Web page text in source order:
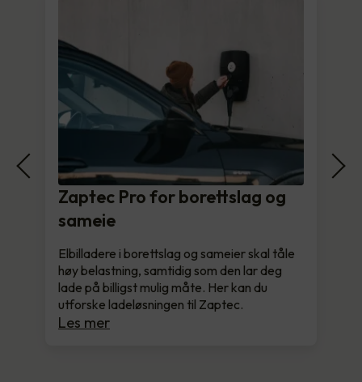
Zaptec Pro for borettslag og
sameie
Elbilladere i borettslag og sameier skal tåle
høy belastning, samtidig som den lar deg
lade på billigst mulig måte. Her kan du
utforske ladeløsningen til Zaptec.
Les mer